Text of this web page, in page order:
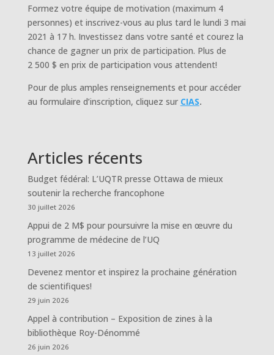
Formez votre équipe de motivation (maximum 4
personnes) et inscrivez-vous au plus tard le lundi 3 mai
2021 à 17 h. Investissez dans votre santé et courez la
chance de gagner un prix de participation. Plus de
2 500 $ en prix de participation vous attendent!
Pour de plus amples renseignements et pour accéder
au formulaire d’inscription, cliquez sur CIAS.
Articles récents
Budget fédéral: L’UQTR presse Ottawa de mieux
soutenir la recherche francophone
30 juillet 2026
Appui de 2 M$ pour poursuivre la mise en œuvre du
programme de médecine de l’UQ
13 juillet 2026
Devenez mentor et inspirez la prochaine génération
de scientifiques!
29 juin 2026
Appel à contribution – Exposition de zines à la
bibliothèque Roy-Dénommé
26 juin 2026